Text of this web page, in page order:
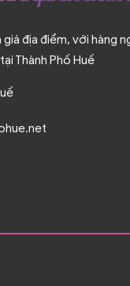
giá địa điểm, với hàng
Thành Phố Huế